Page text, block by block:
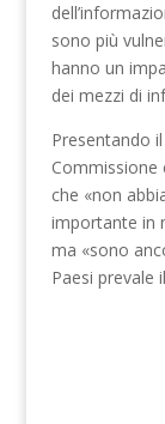
sono più
hanno un
dei mezzi di
Presentando
Commissione
che «non
importante in
ma «sono
Paesi prevale